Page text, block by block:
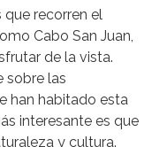
que recorren el
Cabo San Juan,
de la vista.
sobre las
han habitado esta
interesante es que
y cultura.